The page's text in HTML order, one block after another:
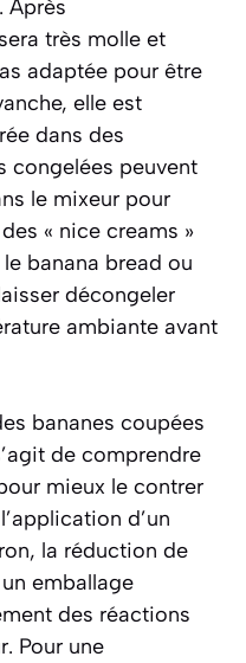
Après
très molle et
adaptée pour être
elle est
dans des
congelées peuvent
le mixeur pour
« nice creams »
banana bread ou
décongeler
ambiante avant
bananes coupées
de comprendre
mieux le contrer
d’un
la réduction de
emballage
des réactions
Pour une